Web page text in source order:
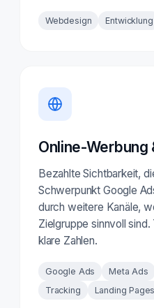
Webdesign Entwicklung
Online-Werbung
Bezahlte Sichtbarkeit,
Schwerpunkt Google
durch weitere Kanäle,
Zielgruppe sinnvoll
klare Zahlen.
Google Ads Meta Ads
Tracking
Landing Pages